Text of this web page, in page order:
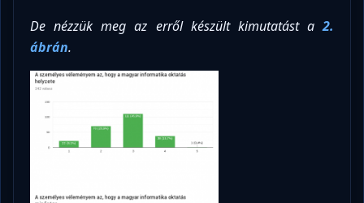
De nézzük meg az erről készült kimutatást a2.
ábrán.